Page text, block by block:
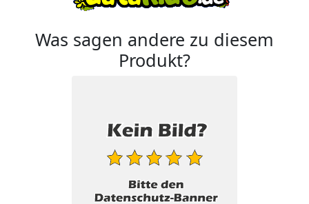
Was sagen andere zu diesem
Produkt?